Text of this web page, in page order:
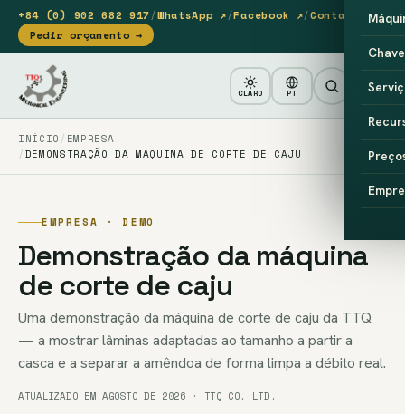
+84 (0) 902 682 917/WhatsApp ↗/Facebook ↗/Contacto
Pedir orçamento →
CLARO PT
INÍCIO
EMPRESA
DEMONSTRAÇÃO DA MÁQUINA DE CORTE DE CAJU
EMPRESA · DEMO
Demonstração da máquina
de corte de caju
Uma demonstração da máquina de corte de caju da TTQ
— a mostrar lâminas adaptadas ao tamanho a partir a
casca e a separar a amêndoa de forma limpa a débito real.
ATUALIZADO EM AGOSTO DE 2026 · TTQ CO. LTD.